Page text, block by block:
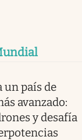
un país de
avanzado:
y desafía